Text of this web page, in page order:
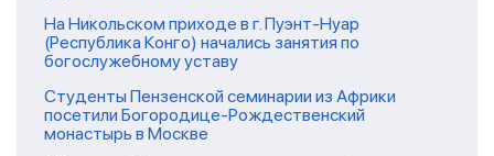
На Никольском приходе в г. Пуэнт-Нуар
(Республика Конго) начались занятия по
богослужебному уставу
Студенты Пензенской семинарии из Африки
посетили Богородице-Рождественский
монастырь в Москве